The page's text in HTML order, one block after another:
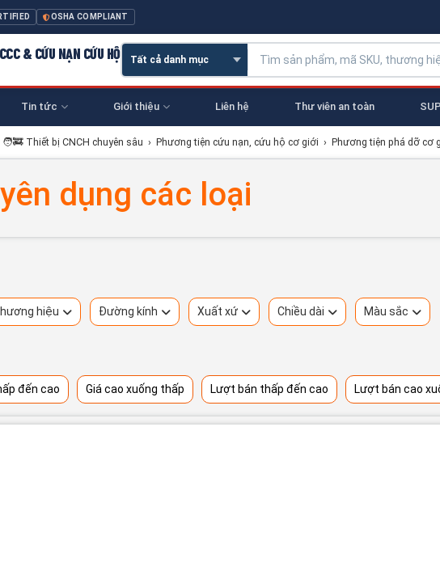
OSHA COMPLIANT
& CỨU NẠN CỨU HỘ
Tin tức Giới thiệu Liên hệ Thư viên an toàn
🧑‍🚒 Thiết bị CNCH chuyên sâu › Phương tiện cứu nạn, cứu hộ cơ giới › Phương tiện phá dỡ cơ
dụng các loại
hiệu Đường kính Xuất xứ Chiều dài Màu sắc
đến cao Giá cao xuống thấp Lượt bán thấp đến cao Lượt bán cao